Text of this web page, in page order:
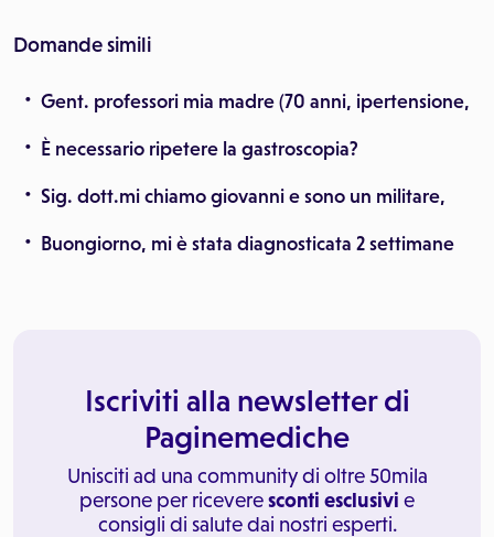
Domande simili
Gent. professori mia madre (70 anni, ipertensione,
È necessario ripetere la gastroscopia?
Sig. dott.mi chiamo giovanni e sono un militare,
Buongiorno, mi è stata diagnosticata 2 settimane
Iscriviti alla newsletter di
Paginemediche
Unisciti ad una community di oltre 50mila
persone per riceveresconti esclusivi e
consigli di salute dai nostri esperti.